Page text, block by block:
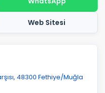
Web Sitesi
48300 Fethiye/Muğla